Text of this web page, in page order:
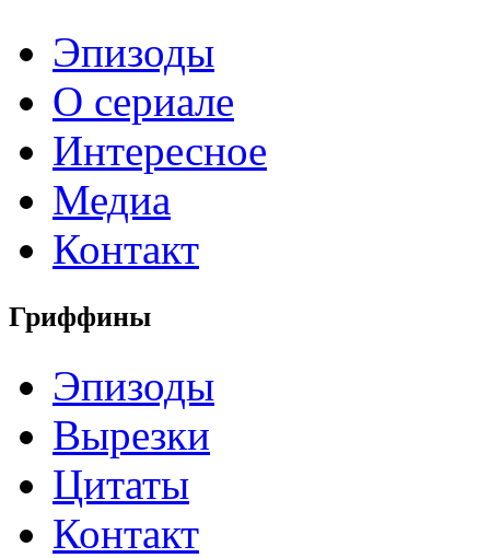
Эпизоды
О сериале
Интересное
Медиа
Контакт
Гриффины
Эпизоды
Вырезки
Цитаты
Контакт